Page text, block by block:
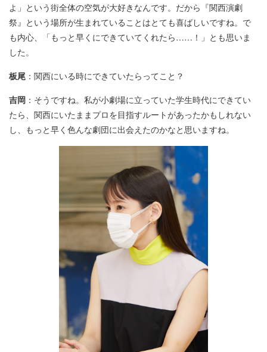
よ」という街全体の空気が大好きなんです。だから『関西演劇
祭』という場所が生まれていることはとても喜ばしいですね。で
も内心、「もっと早くにできていてくれたら……！」とも思いま
した。
板尾 ：関西にいる時にできていたらってこと？
吉岡 ：そうですね。私が小劇場に立っていた学生時代にできてい
たら、関西にいたままプロを目指すルートがあったかもしれない
し、もっと早く色んな劇団に出会えたのかなと思いますね。